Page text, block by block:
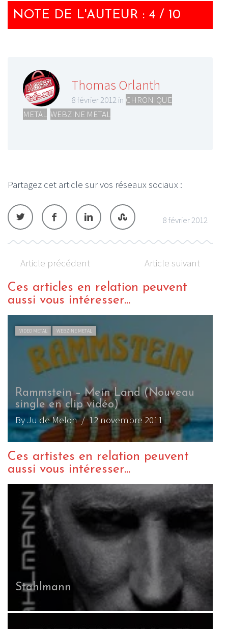
NOTE DE L'AUTEUR : 4 / 10
Thomas Orlanth
8 février 2012 in CHRONIQUE
METAL WEBZINE METAL
Partagez cet article sur vos réseaux sociaux :
8 février 2012
Article précédent Article suivant
Ces articles en relation peuvent
aussi vous intéresser...
VIDEO METAL WEBZINE METAL
Rammstein – Mein Land (Nouveau
single en clip vidéo)
By Ju de Melon/ 12 novembre 2011
Ces artistes en relation peuvent
aussi vous intéresser...
Stahlmann